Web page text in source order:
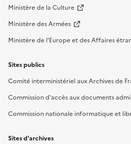
Ministère de la Culture
Ministère des Armées
Ministère de l'Europe et des Affaires
Sites publics
Comité interministériel aux Archives de
Commission d'accès aux documents
Commission nationale informatique et
Sites d'archives